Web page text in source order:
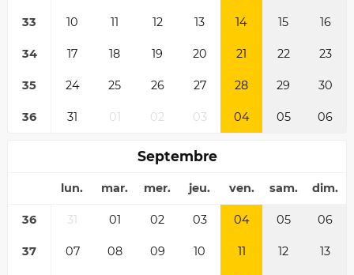
33 10 11 12 13 14 15 16
34 17 18 19 20 21 22 23
35 24 25 26 27 28 29 30
36 31 01 02 03 04 05 06
Septembre
lun. mar. mer. jeu. ven. sam. dim.
36 31 01 02 03 04 05 06
37 07 08 09 10 11 12 13